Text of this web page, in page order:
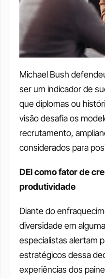
Michael Bush
ser um indicador de
que diplomas ou
visão desafia os
recrutamento,
considerados para
DEI como fator de
produtividade
Diante do
diversidade em
especialistas alertam
estratégicos dessa
experiências dos